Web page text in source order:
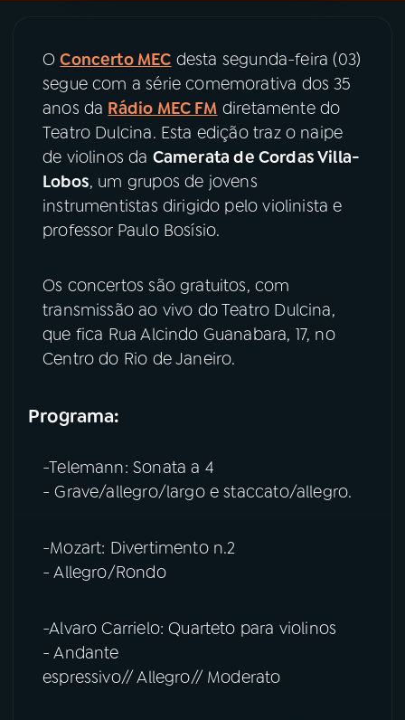
07ÚLTIMAS
08PRÊMIO RÁDIO MEC
ACOMPANHE A RÁDIO MEC
Facebook
TikTok
OConcerto MEC desta segunda-feira (03)
segue com a série comemorativa dos 35
anos da Rádio MEC FM diretamente do
Teatro Dulcina. Esta edição traz o naipe
de violinos da Camerata de Cordas Villa-
Lobos, um grupos de jovens
instrumentistas dirigido pelo violinista e
professor Paulo Bosísio.
Os concertos são gratuitos, com
transmissão ao vivo do Teatro Dulcina,
que fica Rua Alcindo Guanabara, 17, no
Centro do Rio de Janeiro.
Programa:
-Telemann: Sonata a 4
- Grave/allegro/largo e staccato/allegro.
-Mozart: Divertimento n.2
- Allegro/Rondo
-Alvaro Carrielo: Quarteto para violinos
- Andante
espressivo// Allegro// Moderato